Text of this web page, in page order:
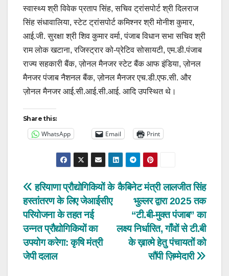
स्वास्थ्य श्री विवेक प्रताप सिंह, सचिव ट्रांसपोर्ट श्री दिलराज
सिंह संधावालिया, स्टेट ट्रांसपोर्ट कमिश्नर श्री मोनीश कुमार,
आई.जी. सुरक्षा श्री शिव कुमार वर्मा, पंजाब विधान सभा सचिव श्री
राम लोक खटाना, रजिस्ट्रार को-प्रेटिव सोसायटी, एम.डी.पंजाब
राज्य सहकारी बैंक, ज़ोनल मैनजर स्टेट बैंक आफ इंडिया, ज़ोनल
मैनजर पंजाब नैशनल बैंक, ज़ोनल मैनजर एच.डी.एफ.सी. और
ज़ोनल मैनजर आई.सी.आई.सी.आई. आदि उपस्थित थे।
Share this:
WhatsApp Email Print
Post
navigation
कैबिनेट मंत्री लालजीत सिंह
भुल्लर द्वारा 2025 तक
“टी.बी-मुक्त पंजाब” का
लक्ष्य निर्धारित, गाँवों से टी.बी
के ख़ात्मे हेतु पंचायतों को
सौंपी ज़िम्मेदारी
हरियाणा प्रौद्योगिकियों के
हस्तांतरण के लिए जेआईसीए
परियोजना के तहत नई
उन्नत प्रौद्योगिकियों का
उपयोग करेगा: कृषि मंत्री
जेपी दलाल